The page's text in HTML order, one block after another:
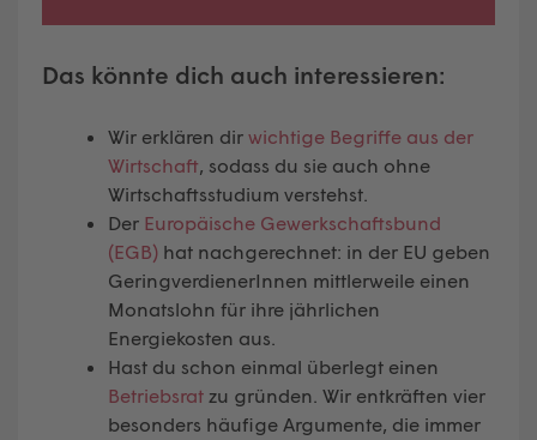
Das könnte dich auch interessieren:
Wir erklären dir wichtige Begriffe aus der
Wirtschaft, sodass du sie auch ohne
Wirtschaftsstudium verstehst.
Der Europäische Gewerkschaftsbund
(EGB) hat nachgerechnet: in der EU geben
GeringverdienerInnen mittlerweile einen
Monatslohn für ihre jährlichen
Energiekosten aus.
Hast du schon einmal überlegt einen
Betriebsrat zu gründen. Wir entkräften vier
besonders häufige Argumente, die immer